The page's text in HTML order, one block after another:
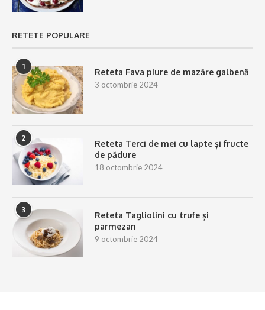
RETETE POPULARE
1
Reteta Fava piure de mazăre galbenă
3 octombrie 2024
2
Reteta Terci de mei cu lapte și fructe
de pădure
18 octombrie 2024
3
Reteta Tagliolini cu trufe și
parmezan
9 octombrie 2024